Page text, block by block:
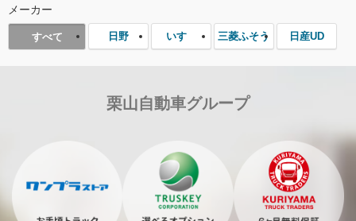
メーカー
すべて 日野 いすゞ 三菱ふそう 日産UD
栗山自動車グループ